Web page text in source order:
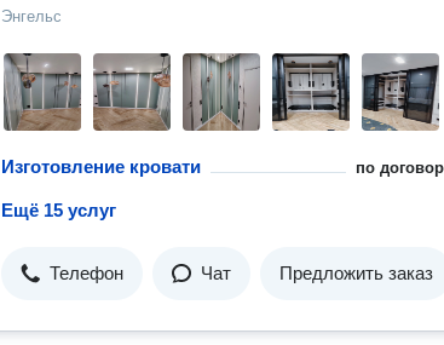
Энгельс
Изготовление кровати по
Ещё 15 услуг
Телефон Чат Предложить заказ